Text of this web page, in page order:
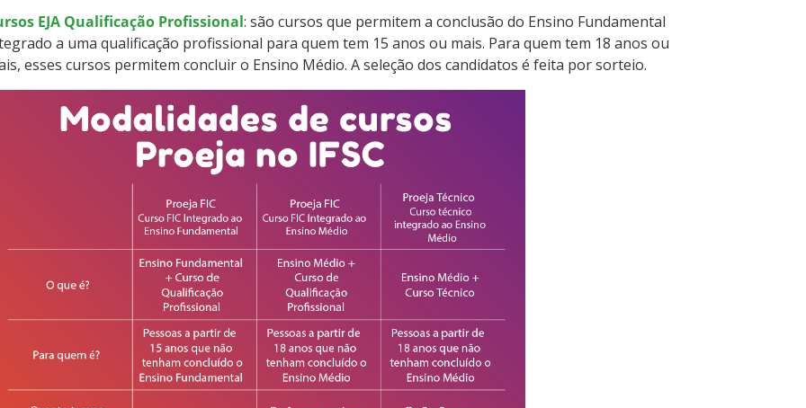
EJA Qualificação Profissional: são cursos que permitem a conclusão do Ensino Fundamental
a uma qualificação profissional para quem tem 15 anos ou mais. Para quem tem 18 anos ou
esses cursos permitem concluir o Ensino Médio. A seleção dos candidatos é feita por sorteio.